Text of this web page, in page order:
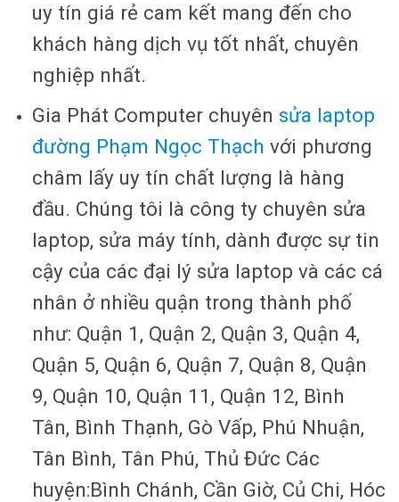
uy tín giá rẻ cam kết mang đến cho
khách hàng dịch vụ tốt nhất, chuyên
nghiệp nhất.
Gia Phát Computer chuyên sửa laptop
đường Phạm Ngọc Thạch với phương
châm lấy uy tín chất lượng là hàng
đầu. Chúng tôi là công ty chuyên sửa
laptop, sửa máy tính, dành được sự tin
cậy của các đại lý sửa laptop và các cá
nhân ở nhiều quận trong thành phố
như: Quận 1, Quận 2, Quận 3, Quận 4,
Quận 5, Quận 6, Quận 7, Quận 8, Quận
9, Quận 10, Quận 11, Quận 12, Bình
Tân, Bình Thạnh, Gò Vấp, Phú Nhuận,
Tân Bình, Tân Phú, Thủ Đức Các
huyện:Bình Chánh, Cần Giờ, Củ Chi, Hóc